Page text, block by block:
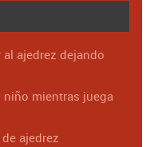
ajedrez dejando
niño mientras juega
ajedrez